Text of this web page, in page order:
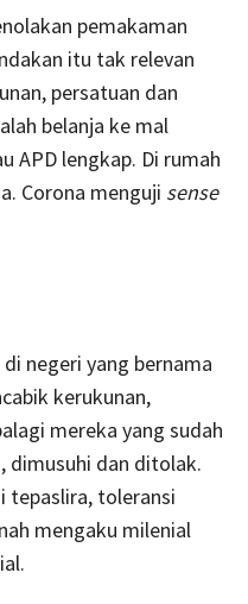
pemakaman
itu tak relevan
persatuan dan
belanja ke mal
APD lengkap. Di rumah
Corona menguji sense
negeri yang bernama
kerukunan,
mereka yang sudah
dimusuhi dan ditolak.
tepaslira, toleransi
mengaku milenial